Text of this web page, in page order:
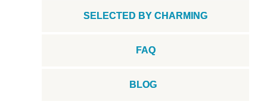
SELECTED BY CHARMING
FAQ
BLOG